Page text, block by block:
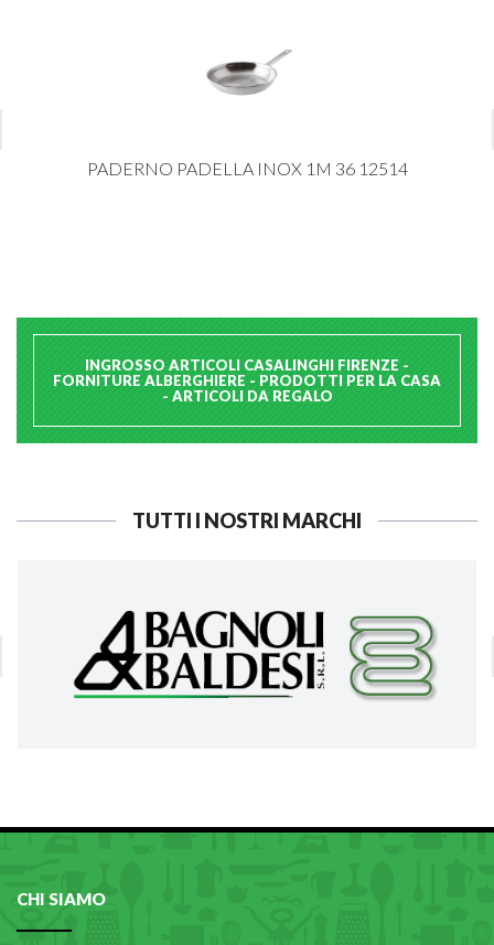
PADERNO PADELLA INOX 1M 36 12514
INGROSSO ARTICOLI CASALINGHI FIRENZE -
FORNITURE ALBERGHIERE - PRODOTTI PER LA CASA
- ARTICOLI DA REGALO
TUTTI I NOSTRI MARCHI
CHI SIAMO